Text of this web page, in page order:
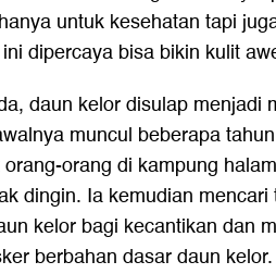
untuk kesehatan tapi
dipercaya bisa bikin kulit
daun kelor disulap menjadi
muncul beberapa
orang di kampung
dingin. Ia kemudian
kelor bagi kecantikan dan
berbahan dasar daun kelor.